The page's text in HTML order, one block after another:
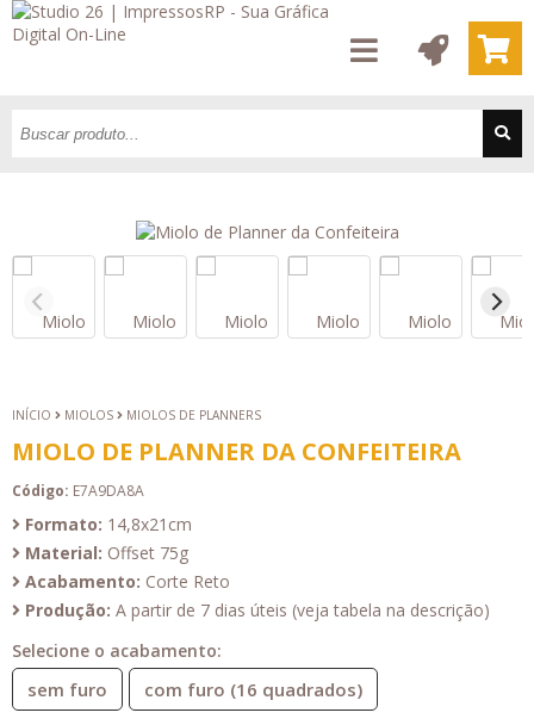
INÍCIO MIOLOS MIOLOS DE PLANNERS
MIOLO DE PLANNER DA CONFEITEIRA
Código: E7A9DA8A
Formato: 14,8x21cm
Material: Offset 75g
Acabamento: Corte Reto
Produção: A partir de 7 dias úteis (veja tabela na descrição)
Selecione o acabamento:
sem furo com furo (16 quadrados)